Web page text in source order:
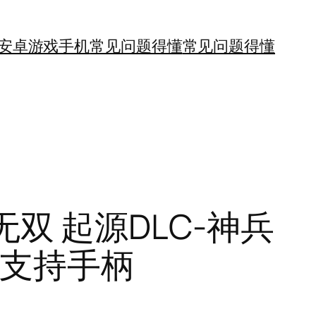
卓游戏手机常见问题得懂常见问题得懂
双 起源DLC-神兵
持手柄